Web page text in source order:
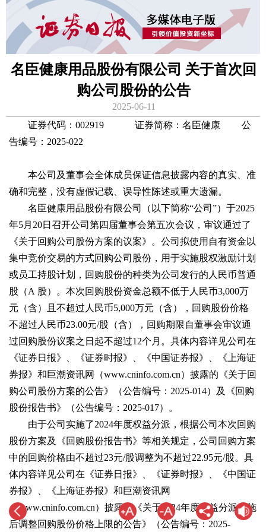
名臣健康用品股份有限公司 关于首次回
购公司股份的公告
2025-06-11
证券代码：002919 证券简称：名臣健康 公
告编号：2025-022
本公司及董事会全体成员保证信息披露内容的真实、准
确和完整，没有虚假记载、误导性陈述或重大遗漏。
名臣健康用品股份有限公司（以下简称“公司”）于2025
年5月20日召开公司第四届董事会第五次会议，审议通过了
《关于回购公司股份方案的议案》。公司拟使用自有资金以
集中竞价交易的方式回购公司股份，用于实施股权激励计划
或员工持股计划，回购股份的种类为公司发行的人民币普通
股（A 股）。本次回购股份资金总额不低于人民币3,000万
元（含）且不超过人民币5,000万元（含），回购股份价格
不超过人民币23.00元/股（含），回购期限自董事会审议通
过回购股份议案之日起不超过12个月。具体内容详见公司在
《证券日报》、《证券时报》、《中国证券报》、《上海证
券报》和巨潮资讯网（www.cninfo.com.cn）披露的《关于回
购公司股份方案的公告》（公告编号：2025-014）及《回购
股份报告书》（公告编号：2025-017）。
由于公司实施了2024年度权益分派，根据公司本次回购
股份方案及《回购股份报告书》等相关规定，公司回购方案
中的回购价格由不超过23元/股调整为不超过22.95元/股。具
体内容详见公司在《证券日报》、《证券时报》、《中国证
券报》、《上海证券报》和巨潮资讯网
（www.cninfo.com.cn）披露的《关于2024年度权益分派实施
后调整回购股份价格上限的公告》（公告编号：2025-